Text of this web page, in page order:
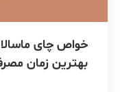
خواص چای
بهترین زمان